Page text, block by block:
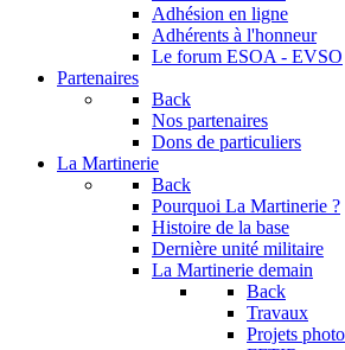
Adhésion en ligne
Adhérents à l'honneur
Le forum ESOA - EVSO
Partenaires
Back
Nos partenaires
Dons de particuliers
La Martinerie
Back
Pourquoi La Martinerie ?
Histoire de la base
Dernière unité militaire
La Martinerie demain
Back
Travaux
Projets